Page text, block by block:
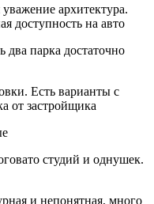
архитектура.
доступность на авто
два парка достаточно
Есть варианты с
от застройщика
студий и однушек.
и непонятная, много